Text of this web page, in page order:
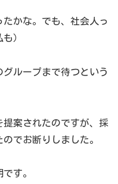
かな。でも、社会人っ
）
ループまで待つという
案されたのですが、採
でお断りしました。
す。